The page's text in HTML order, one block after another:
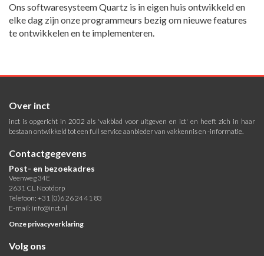
Ons softwaresysteem Quartz is in eigen huis ontwikkeld en
elke dag zijn onze programmeurs bezig om nieuwe features
te ontwikkelen en te implementeren.
Over inct
inct is opgericht in 2002 als 'vakblad voor uitgeven en ict' en heeft zich in haar
bestaan ontwikkeld tot een full service aanbieder van vakkennis en -informatie.
Contactgegevens
Post- en bezoekadres
Veenweg 34E
2631 CL Nootdorp
Telefoon: +31 (0)6 26 24 41 83
E-mail: info@inct.nl
Onze privacyverklaring
Volg ons